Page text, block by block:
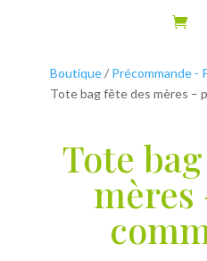
Boutique/ Précommande -
Tote bag fête des mères –
Tote